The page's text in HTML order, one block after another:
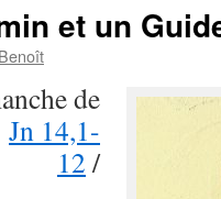
et un
de
Jn 14,1-
12 /